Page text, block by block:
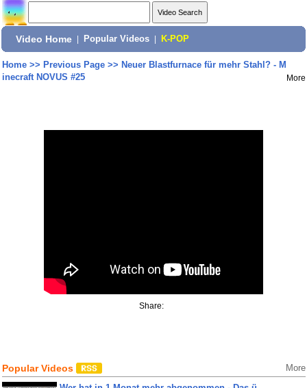
Video Home Popular Videos K-POP
Home>> Previous Page>> Neuer Blastfurnace für mehr Stahl? - M
inecraft NOVUS #25
More
Share:
Popular Videos More